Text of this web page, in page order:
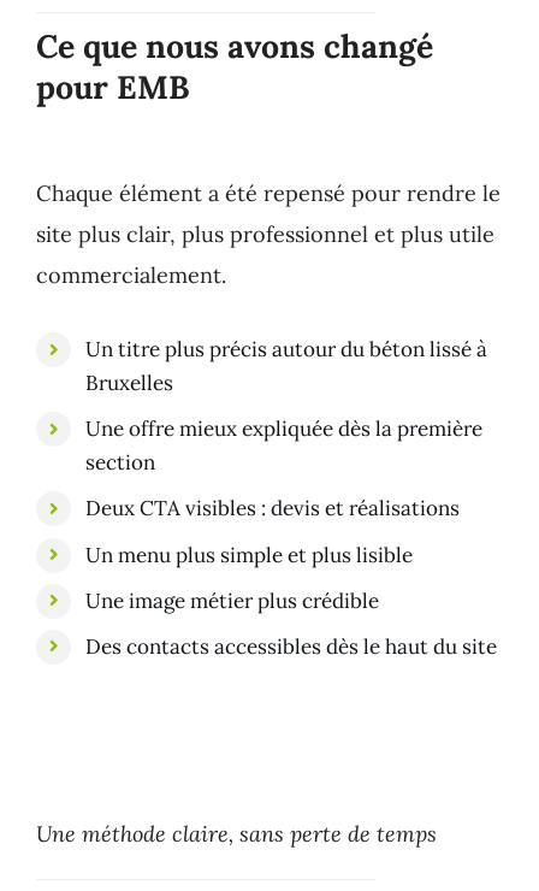
Ce que nous avons changé
pour EMB
Chaque élément a été repensé pour rendre le
site plus clair, plus professionnel et plus utile
commercialement.
Un titre plus précis autour du béton lissé à
Bruxelles
Une offre mieux expliquée dès la première
section
Deux CTA visibles : devis et réalisations
Un menu plus simple et plus lisible
Une image métier plus crédible
Des contacts accessibles dès le haut du site
Une méthode claire, sans perte de temps